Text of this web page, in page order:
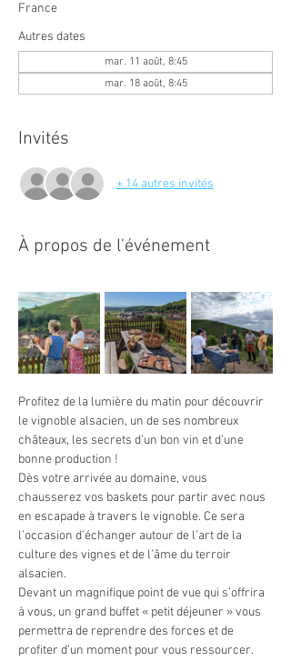
France
Autres dates
mar. 11 août, 8:45
mar. 18 août, 8:45
Invités
+ 14 autres invités
À propos de l'événement
Profitez de la lumière du matin pour découvrir
le vignoble alsacien, un de ses nombreux
châteaux, les secrets d’un bon vin et d’une
bonne production !
Dès votre arrivée au domaine, vous
chausserez vos baskets pour partir avec nous
en escapade à travers le vignoble. Ce sera
l’occasion d’échanger autour de l’art de la
culture des vignes et de l’âme du terroir
alsacien.
Devant un magnifique point de vue qui s’offrira
à vous, un grand buffet « petit déjeuner » vous
permettra de reprendre des forces et de
profiter d’un moment pour vous ressourcer.